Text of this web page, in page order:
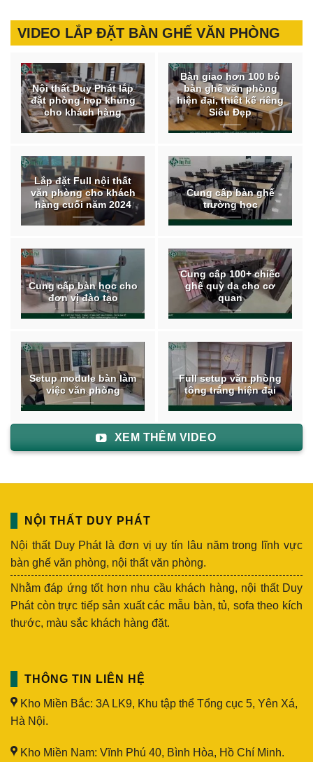
VIDEO LẮP ĐẶT BÀN GHẾ VĂN PHÒNG
Nội thất Duy Phát lắp
đặt phòng họp khủng
cho khách hàng
Bàn giao hơn 100 bộ
bàn ghế văn phòng
hiện đại, thiết kế riêng
Siêu Đẹp
Lắp đặt Full nội thất
văn phòng cho khách
hàng cuối năm 2024
Cung cấp bàn ghế
trường học
Cung cấp bàn học cho
đơn vị đào tạo
Cung cấp 100+ chiếc
ghế quỳ da cho cơ
quan
Setup module bàn làm
việc văn phòng
Full setup văn phòng
tông trắng hiện đại
XEM THÊM VIDEO
NỘI THẤT DUY PHÁT
Nội thất Duy Phát là đơn vị uy tín lâu năm trong lĩnh vực
bàn ghế văn phòng, nội thất văn phòng.
Nhằm đáp ứng tốt hơn nhu cầu khách hàng, nội thất Duy
Phát còn trực tiếp sản xuất các mẫu bàn, tủ, sofa theo kích
thước, màu sắc khách hàng đặt.
THÔNG TIN LIÊN HỆ
Kho Miền Bắc: 3A LK9, Khu tập thể Tổng cục 5, Yên Xá,
Hà Nội.
Kho Miền Nam: Vĩnh Phú 40, Bình Hòa, Hồ Chí Minh.